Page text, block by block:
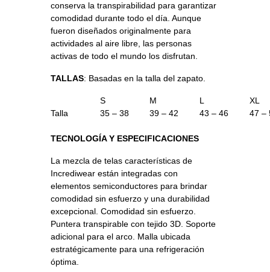
conserva la transpirabilidad para garantizar
comodidad durante todo el día. Aunque
fueron diseñados originalmente para
actividades al aire libre, las personas
activas de todo el mundo los disfrutan.
TALLAS: Basadas en la talla del zapato.
S M L
XL
Talla
35 – 38 39 – 42 43 – 46 47 –
TECNOLOGÍA Y ESPECIFICACIONES
La mezcla de telas características de
Incrediwear están integradas con
elementos semiconductores para brindar
comodidad sin esfuerzo y una durabilidad
excepcional. Comodidad sin esfuerzo.
Puntera transpirable con tejido 3D. Soporte
adicional para el arco. Malla ubicada
estratégicamente para una refrigeración
óptima.